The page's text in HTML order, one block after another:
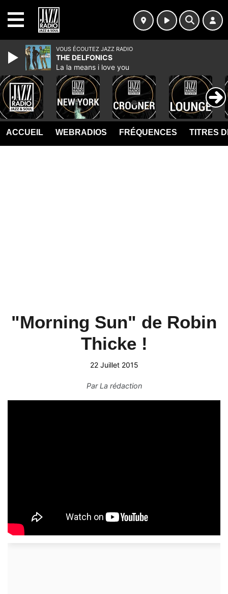
ACCUEIL WEBRADIOS FRÉQUENCES TITRES
"Morning Sun" de Robin
Thicke !
22 Juillet 2015
ParLa rédaction
VOUS ÉCOUTEZ JAZZ RADIO
THE DELFONICS
La la means i love you